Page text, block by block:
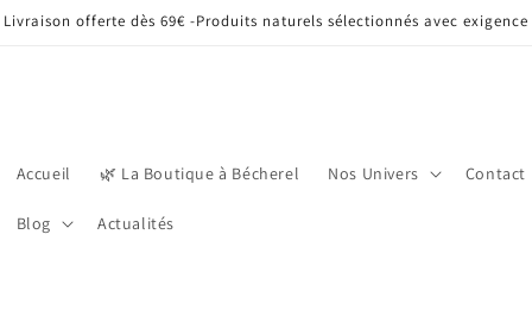
Livraison offerte dès 69€ -Produits naturels sélectionnés avec exigence
Accueil 🌿 La Boutique à Bécherel Nos Univers Contact
Blog Actualités